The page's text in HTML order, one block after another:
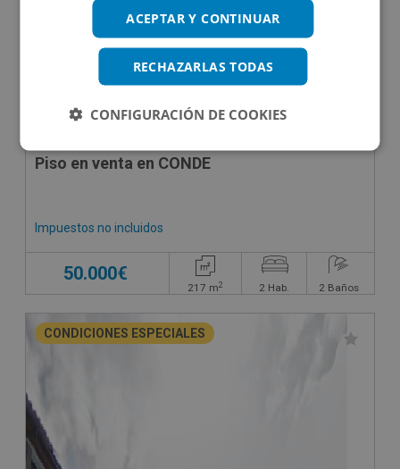
Piso en venta en CONDE
Impuestos no incluidos
50.000€
217 m2 2 Hab. 2 Baños
CONDICIONES ESPECIALES
ACEPTAR Y CONTINUAR
RECHAZARLAS TODAS
CONFIGURACIÓN DE COOKIES